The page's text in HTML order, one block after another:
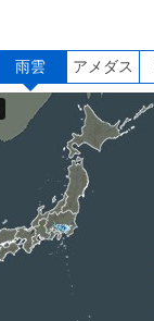
雨雲 アメダス